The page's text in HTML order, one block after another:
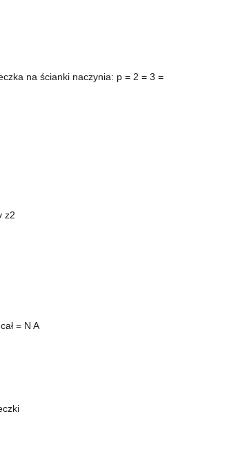
na ścianki naczynia: p = 2 = 3 =
z2
= N A